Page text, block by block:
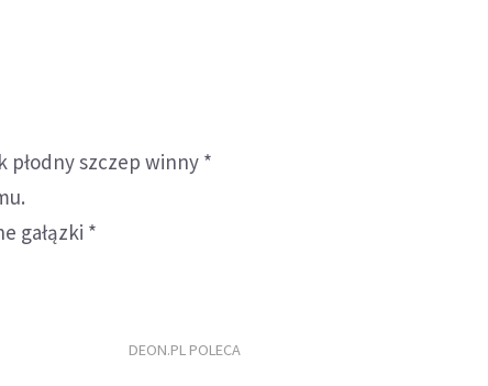
płodny szczep winny *
gałązki *
DEON.PL POLECA